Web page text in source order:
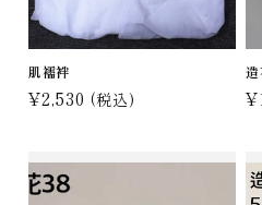
肌襦袢
通
格
¥2,530(税込)